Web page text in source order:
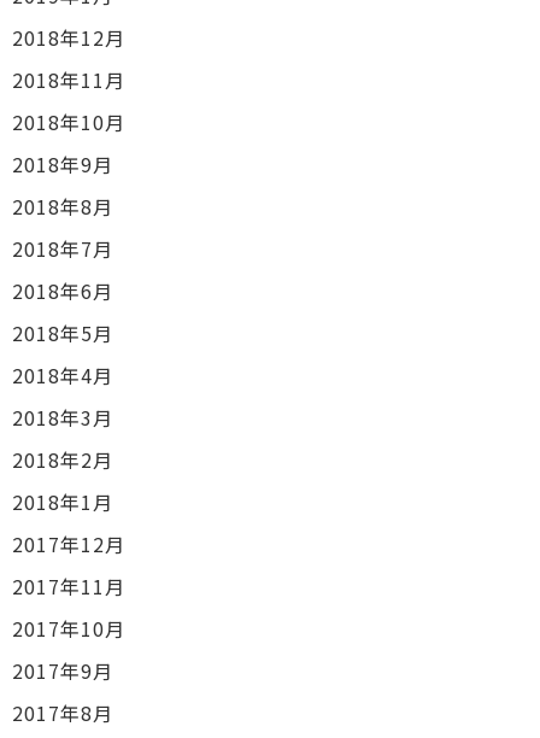
2018年12月
2018年11月
2018年10月
2018年9月
2018年8月
2018年7月
2018年6月
2018年5月
2018年4月
2018年3月
2018年2月
2018年1月
2017年12月
2017年11月
2017年10月
2017年9月
2017年8月